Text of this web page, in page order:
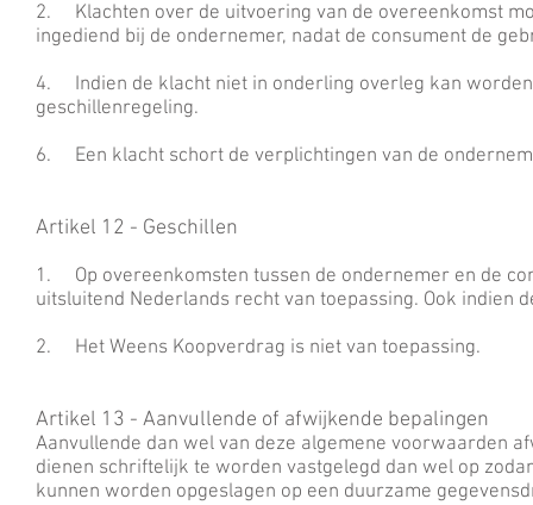
2. Klachten over de uitvoering van de overeenkomst
ingediend bij de ondernemer, nadat de consument de
4. Indien de klacht niet in onderling overleg kan
geschillenregeling.
6. Een klacht schort de verplichtingen van de
Artikel 12 - Geschillen
1. Op overeenkomsten tussen de ondernemer en de
uitsluitend Nederlands recht van toepassing. Ook indien
2. Het Weens Koopverdrag is niet van toepassing.
Artikel 13 - Aanvullende of afwijkende bepalingen
Aanvullende dan wel van deze algemene voorwaarden
dienen schriftelijk te worden vastgelegd dan wel op
kunnen worden opgeslagen op een duurzame